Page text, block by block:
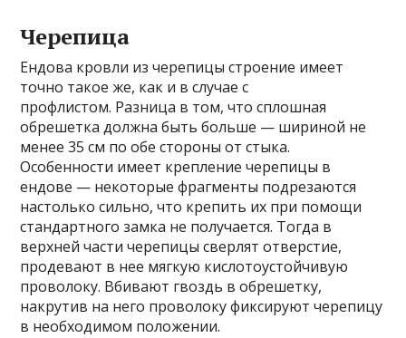
Черепица
Ендова кровли из черепицы строение имеет
точно такое же, как и в случае с
профлистом. Разница в том, что сплошная
обрешетка должна быть больше — шириной не
менее 35 см по обе стороны от стыка.
Особенности имеет крепление черепицы в
ендове — некоторые фрагменты подрезаются
настолько сильно, что крепить их при помощи
стандартного замка не получается. Тогда в
верхней части черепицы сверлят отверстие,
продевают в нее мягкую кислотоустойчивую
проволоку. Вбивают гвоздь в обрешетку,
накрутив на него проволоку фиксируют черепицу
в необходимом положении.